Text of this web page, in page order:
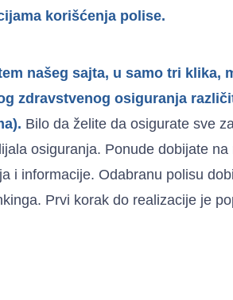
korišćenja polise.
našeg sajta, u samo tri klika,
zdravstvenog osiguranja
Bilo da želite da osigurate sve
osiguranja. Ponude dobijate
i informacije. Odabranu polisu
Prvi korak do realizacije je